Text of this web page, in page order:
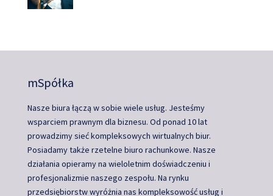
mSpółka
Nasze biura łączą w sobie wiele usług. Jesteśmy
wsparciem prawnym dla biznesu. Od ponad 10 lat
prowadzimy sieć kompleksowych wirtualnych biur.
Posiadamy także rzetelne biuro rachunkowe. Nasze
działania opieramy na wieloletnim doświadczeniu i
profesjonalizmie naszego zespołu. Na rynku
przedsiębiorstw wyróżnia nas kompleksowość usług i